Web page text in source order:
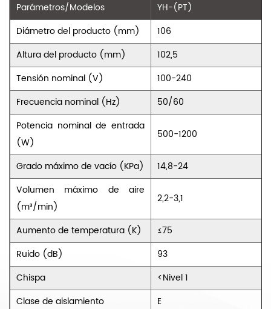
Parámetros/Modelos
YH-(PT)
Diámetro del producto (mm)
106
Altura del producto (mm)
102,5
Tensión nominal (V)
100-240
Frecuencia nominal (Hz)
50/60
Potencia nominal de entrada
(W)
500-1200
Grado máximo de vacío (KPa)
14,8-24
Volumen máximo de aire
(m³/min)
2,2-3,1
Aumento de temperatura (K)
≤75
Ruido (dB)
93
Chispa
<Nivel 1
Clase de aislamiento
E